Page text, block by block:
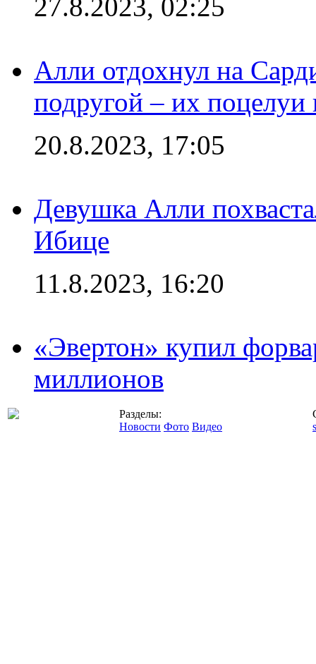
27.8.2023, 02:25
Алли отдохнул на
подругой – их поцелуи
20.8.2023, 17:05
Девушка Алли
Ибице
11.8.2023, 16:20
«Эвертон» купил
миллионов
Разделы:
Новости Фото Видео